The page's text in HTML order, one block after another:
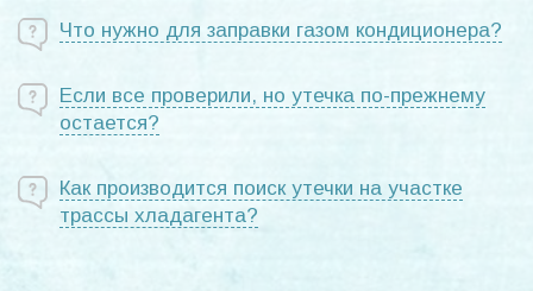
Что нужно для заправки газом кондиционера?
Если все проверили, но утечка по-прежнему
остается?
Как производится поиск утечки на участке
трассы хладагента?